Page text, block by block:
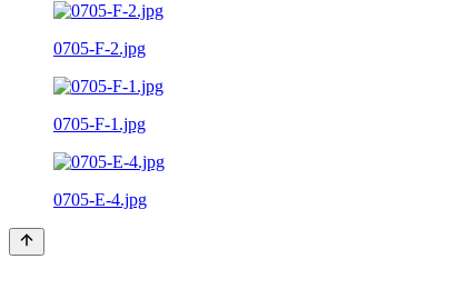
0705-F-2.jpg
0705-F-1.jpg
0705-E-4.jpg